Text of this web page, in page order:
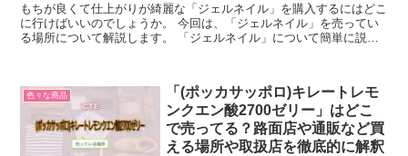
もちが良くて仕上がりが綺麗な「ジェルネイル」を購入するにはどこ
に行けばいいのでしょうか。 今回は、「ジェルネイル」を売ってい
る場所について解説します。 「ジェルネイル」について簡単に説明
色々な商品
「(ポッカサッポロ)キレートレモ
ンクエン酸2700ゼリー」はどこ
で売ってる？路面店や通販など買
える場所や取扱店を徹底的に解釈